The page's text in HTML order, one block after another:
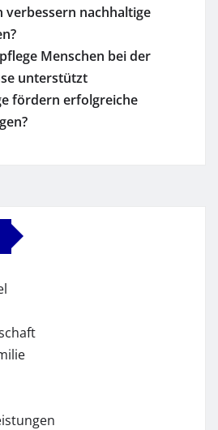
verbessern nachhaltige
Menschen bei der
unterstützt
fördern erfolgreiche